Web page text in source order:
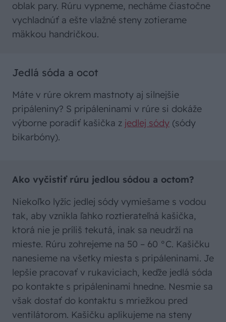
oblak pary. Rúru vypneme, necháme čiastočne
vychladnúť a ešte vlažné steny zotierame
mäkkou handričkou.
Jedlá sóda a ocot
Máte v rúre okrem mastnoty aj silnejšie
pripáleniny? S pripáleninami v rúre si dokáže
výborne poradiť kašička z jedlej sódy (sódy
bikarbóny).
Ako vyčistiť rúru jedlou sódou a octom?
Niekoľko lyžíc jedlej sódy vymiešame s vodou
tak, aby vznikla ľahko roztierateľná kašička,
ktorá nie je príliš tekutá, inak sa neudrží na
mieste. Rúru zohrejeme na 50 – 60 °C. Kašičku
nanesieme na všetky miesta s pripáleninami. Je
lepšie pracovať v rukaviciach, keďže jedlá sóda
po kontakte s pripáleninami hnedne. Nesmie sa
však dostať do kontaktu s mriežkou pred
ventilátorom. Kašičku aplikujeme na steny